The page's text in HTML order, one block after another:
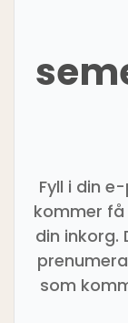
Fyll i din
kommer
din inkorg.
som